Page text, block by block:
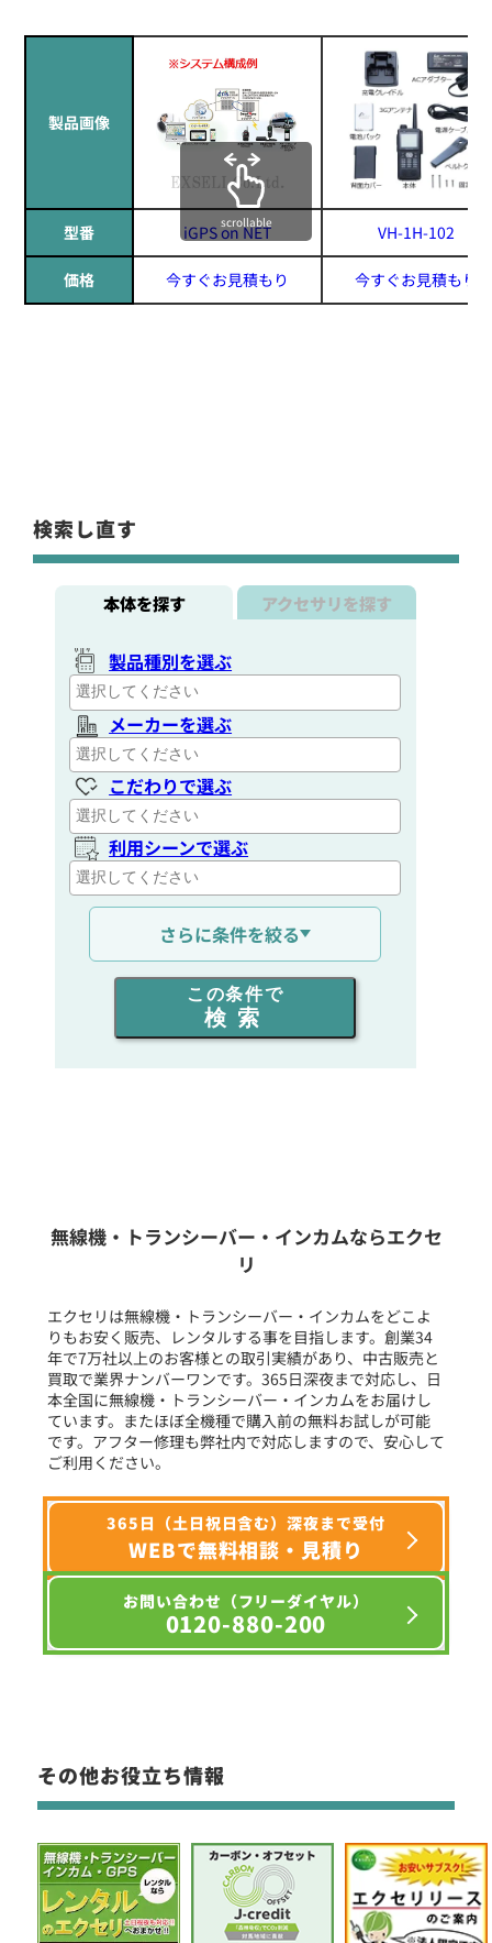
製品画像
型番 iGPS on NET VH-1H-102
価格 今すぐお見積もり 今すぐお見積もり
scrollable
検索し直す
本体を探す アクセサリを探す
製品種別を選ぶ
メーカーを選ぶ
こだわりで選ぶ
利用シーンで選ぶ
通信距離を選ぶ
出力を選ぶ
同時通話人数を選ぶ
フリーワード入力(製品名等)
選択条件をリセット
さらに条件を絞る
この条件で
検索
無線機・トランシーバー・インカムならエクセ
リ
エクセリは無線機・トランシーバー・インカムをどこよ
りもお安く販売、レンタルする事を目指します。創業34
年で7万社以上のお客様との取引実績があり、中古販売と
買取で業界ナンバーワンです。365日深夜まで対応し、日
本全国に無線機・トランシーバー・インカムをお届けし
ています。またほぼ全機種で購入前の無料お試しが可能
です。アフター修理も弊社内で対応しますので、安心して
ご利用ください。
365日（土日祝日含む）深夜まで受付
WEBで無料相談・見積り
お問い合わせ（フリーダイヤル）
0120-880-200
その他お役立ち情報